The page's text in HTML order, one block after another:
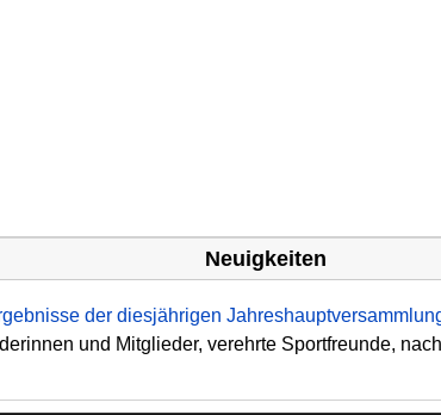
Neuigkeiten
der diesjährigen
und Mitglieder, verehrte Sportfreunde,